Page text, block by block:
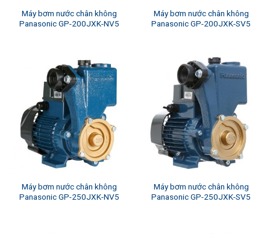
Máy bơm nước chân không
Panasonic GP-200JXK-NV5
Máy bơm nước chân không
Panasonic GP-200JXK-SV5
Máy bơm nước chân không
Panasonic GP-250JXK-NV5
Máy bơm nước chân không
Panasonic GP-250JXK-SV5